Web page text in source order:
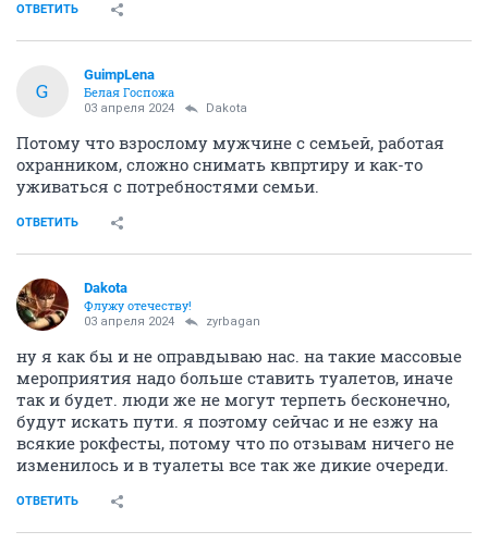
ОТВЕТИТЬ
G
GuimpLena
Белая Госпожа
03 апреля 2024 Dаkota
Потому что взрослому мужчине с семьей, работая
охранником, сложно снимать квпртиру и как-то
уживаться с потребностями семьи.
ОТВЕТИТЬ
Dаkota
Флужу отечеству!
03 апреля 2024 zyrbagan
ну я как бы и не оправдываю нас. на такие массовые
мероприятия надо больше ставить туалетов, иначе
так и будет. люди же не могут терпеть бесконечно,
будут искать пути. я поэтому сейчас и не езжу на
всякие рокфесты, потому что по отзывам ничего не
изменилось и в туалеты все так же дикие очереди.
ОТВЕТИТЬ